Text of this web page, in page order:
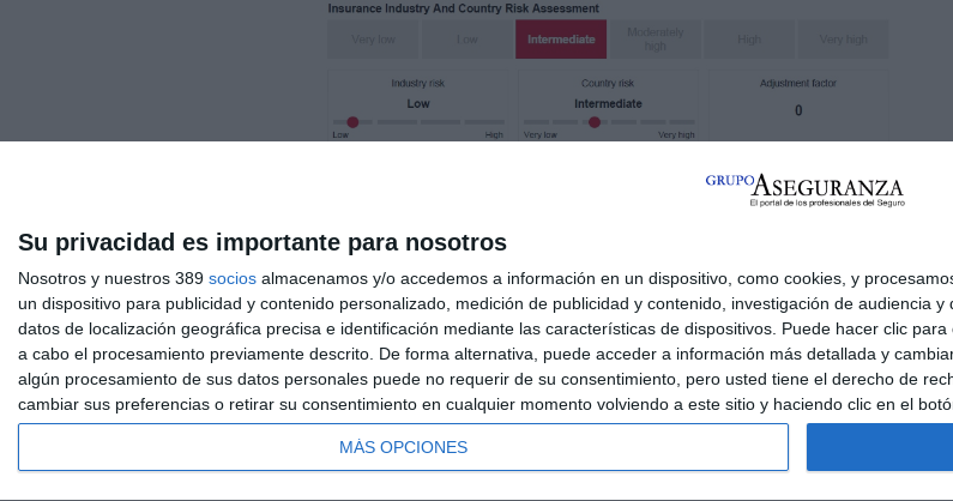
Su privacidad es importante para nosotros
Nosotros y nuestros 389 socios almacenamos y/o accedemos a información en un dispositivo, como cookies, y
un dispositivo para publicidad y contenido personalizado, medición de publicidad y contenido, investigación de audiencia y
datos de localización geográfica precisa e identificación mediante las características de dispositivos. Puede hacer clic
a cabo el procesamiento previamente descrito. De forma alternativa, puede acceder a información más detallada y
algún procesamiento de sus datos personales puede no requerir de su consentimiento, pero usted tiene el derecho de
cambiar sus preferencias o retirar su consentimiento en cualquier momento volviendo a este sitio y haciendo clic en el
MÁS OPCIONES
Si quiere recibir diariamente y GRATIS noticias como esta, pinche aquí